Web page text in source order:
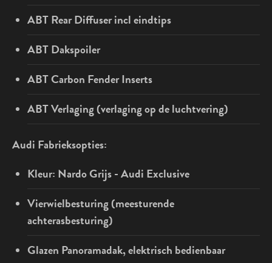
ABT Rear Diffuser incl eindtips
ABT Dakspoiler
ABT Carbon Fender Inserts
ABT Verlaging (verlaging op de luchtvering)
Audi Fabrieksopties:
Kleur: Nardo Grijs - Audi Exclusive
Vierwielbesturing (meesturende
achterasbesturing)
Glazen Panoramadak, elektrisch bedienbaar